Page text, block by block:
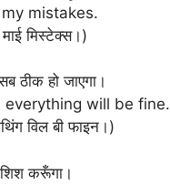
mistakes.
मिस्टेक्स।)
ठीक हो जाएगा।
everything will be fine.
विल बी फाइन।)
करूँगा।